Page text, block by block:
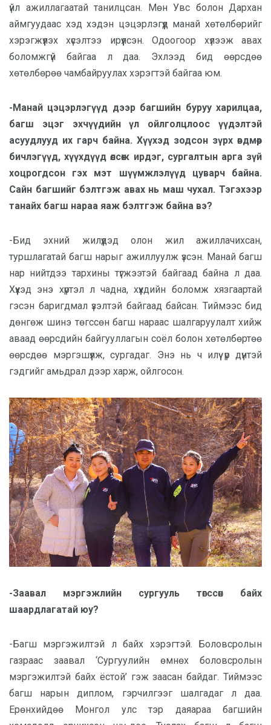
үйл ажиллагаатай танилцсан. Мөн Увс болон Дархан
аймгуудаас хэд хэдэн цэцэрлэгүүд манай хөтөлбөрийг
хэрэгжүүлэх хүсэлтээ ирүүлсэн. Одоогоор хүлээж авах
боломжгүй байгаа л даа. Эхлээд бид өөрсдөө
хөтөлбөрөө чамбайруулах хэрэгтэй байгаа юм.
-Манай цэцэрлэгүүд дээр багшийн буруу харилцаа,
багш эцэг эхчүүдийн үл ойлголцлоос үүдэлтэй
асуудлууд их гарч байна. Хүүхэд зодсон зүрх өвдмөөр
бичлэгүүд, хүүхдүүд өлсөж ирдэг, сургалтын арга зүй
хоцрогдсон гэх мэт шүүмжлэлүүд цуварч байна.
Сайн багшийг бэлтгэж авах нь маш чухал. Тэгэхээр
танайх багш нараа яаж бэлтгэж байна вэ?
-Бид эхний жилүүдэд олон жил ажиллачихсан,
туршлагатай багш нарыг ажиллуулж үзсэн. Манай багш
нар нийтдээ тархины түгжээтэй байгаад байна л даа.
Хүүхэд энэ хүртэл л чадна, хүүхдийн боломж хязгаартай
гэсэн баригдмал үзэлтэй байгаад байсан. Тиймээс бид
дөнгөж шинэ төгссөн багш нараас шалгаруулалт хийж
аваад өөрсдийн байгууллагын соёл болон хөтөлбөртөө
өөрсдөө мэргэшүүлж, сургадаг. Энэ нь ч илүү үр дүнтэй
гэдгийг амьдрал дээр харж, ойлгосон.
-Заавал мэргэжлийн сургууль төгссөн байх
шаардлагатай юу?
-Багш мэргэжилтэй л байх хэрэгтэй. Боловсролын
газраас заавал ‘Сургуулийн өмнөх боловсролын
мэргэжилтэй байх ёстой’ гэж заасан байдаг. Тиймээс
багш нарын диплом, гэрчилгээг шалгадаг л даа.
Ерөнхийдөө Монгол улс тэр даяараа багшийн